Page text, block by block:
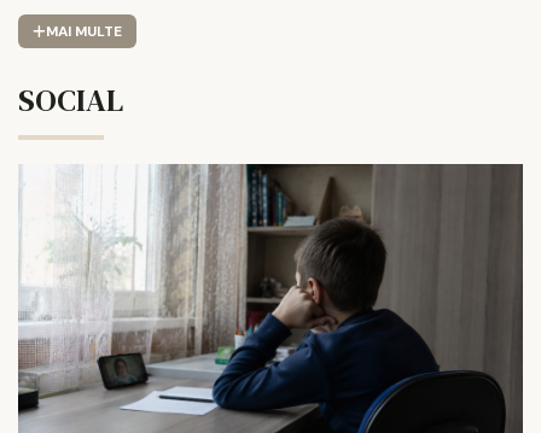
MAI MULTE
SOCIAL